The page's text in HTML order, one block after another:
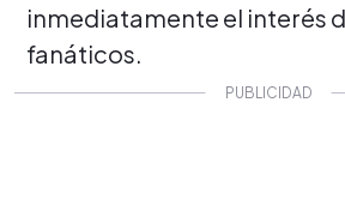
inmediatamente el interés
fanáticos.